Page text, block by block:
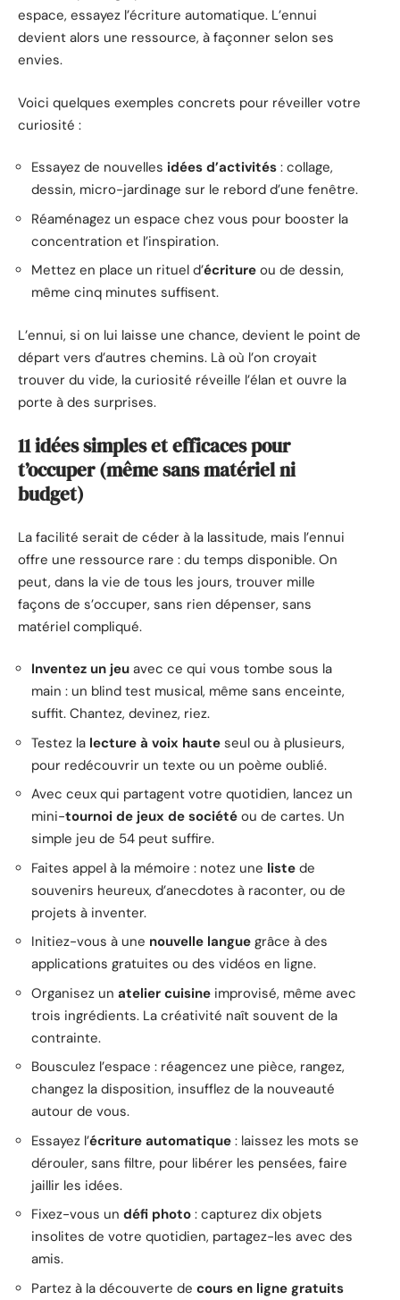
espace, essayez l’écriture automatique. L’ennui
devient alors une ressource, à façonner selon ses
envies.
Voici quelques exemples concrets pour réveiller votre
curiosité :
Essayez de nouvelles idées d’activités : collage,
dessin, micro-jardinage sur le rebord d’une fenêtre.
Réaménagez un espace chez vous pour booster la
concentration et l’inspiration.
Mettez en place un rituel d’écriture ou de dessin,
même cinq minutes suffisent.
L’ennui, si on lui laisse une chance, devient le point de
départ vers d’autres chemins. Là où l’on croyait
trouver du vide, la curiosité réveille l’élan et ouvre la
porte à des surprises.
11 idées simples et efficaces pour
t’occuper (même sans matériel ni
budget)
La facilité serait de céder à la lassitude, mais l’ennui
offre une ressource rare : du temps disponible. On
peut, dans la vie de tous les jours, trouver mille
façons de s’occuper, sans rien dépenser, sans
matériel compliqué.
Inventez un jeu avec ce qui vous tombe sous la
main : un blind test musical, même sans enceinte,
suffit. Chantez, devinez, riez.
Testez la lecture à voix haute seul ou à plusieurs,
pour redécouvrir un texte ou un poème oublié.
Avec ceux qui partagent votre quotidien, lancez un
mini-tournoi de jeux de société ou de cartes. Un
simple jeu de 54 peut suffire.
Faites appel à la mémoire : notez une liste de
souvenirs heureux, d’anecdotes à raconter, ou de
projets à inventer.
Initiez-vous à une nouvelle langue grâce à des
applications gratuites ou des vidéos en ligne.
Organisez un atelier cuisine improvisé, même avec
trois ingrédients. La créativité naît souvent de la
contrainte.
Bousculez l’espace : réagencez une pièce, rangez,
changez la disposition, insufflez de la nouveauté
autour de vous.
Essayez l’écriture automatique : laissez les mots se
dérouler, sans filtre, pour libérer les pensées, faire
jaillir les idées.
Fixez-vous un défi photo : capturez dix objets
insolites de votre quotidien, partagez-les avec des
amis.
Partez à la découverte de cours en ligne gratuits